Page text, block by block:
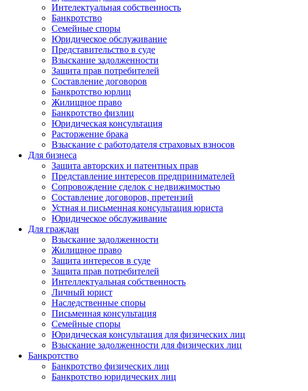
Интелектуальная собственность
Банкротство
Семейные споры
Юридическое обслуживание
Представительство в суде
Взыскание задолженности
Защита прав потребителей
Составление договоров
Банкротство юрлиц
Жилищное право
Банкротство физлиц
Юридическая консультация
Расторжение брака
Взыскание с работодателя страховых взносов
Для бизнеса
Защита авторских и патентных прав
Представление интересов предпринимателей
Сопровождение сделок с недвижимостью
Составление договоров, претензий
Устная и письменная консультация юриста
Юридическое обслуживание
Для граждан
Взыскание задолженности
Жилищное право
Защита интересов в суде
Защита прав потребителей
Интеллектуальная собственность
Личный юрист
Наследственные споры
Письменная консультация
Семейные споры
Юридическая консультация для физических лиц
Взыскание задолженности для физических лиц
Банкротство
Банкротство физических лиц
Банкротство юридических лиц